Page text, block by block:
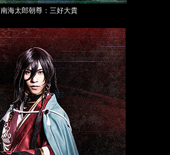
南海太郎朝尊：三好大貴